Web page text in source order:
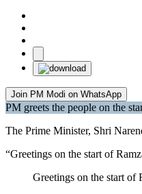
Join PM Modi on WhatsApp
PM greets the people on the
The Prime Minister, Shri
“Greetings on the start of
Greetings on the start of